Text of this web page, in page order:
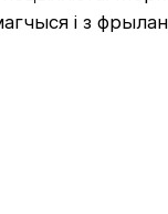
і з